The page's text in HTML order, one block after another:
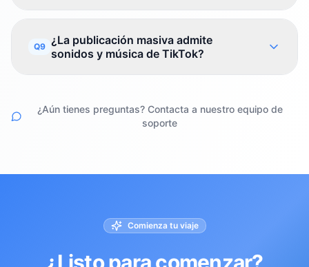
Q9 ¿La publicación masiva admite
sonidos y música de TikTok?
¿Aún tienes preguntas? Contacta a nuestro equipo de
soporte
Comienza tu viaje